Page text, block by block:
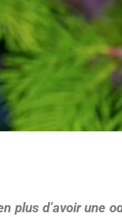
plus d’avoir une